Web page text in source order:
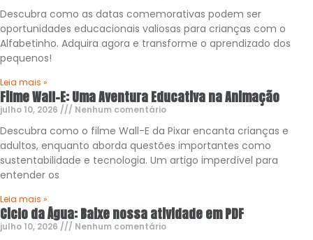
Descubra como as datas comemorativas podem ser
oportunidades educacionais valiosas para crianças com o
Alfabetinho. Adquira agora e transforme o aprendizado dos
pequenos!
Leia mais »
Filme Wall-E: Uma Aventura Educativa na Animação
julho 10, 2026 Nenhum comentário
Descubra como o filme Wall-E da Pixar encanta crianças e
adultos, enquanto aborda questões importantes como
sustentabilidade e tecnologia. Um artigo imperdível para
entender os
Leia mais »
Ciclo da Água: Baixe nossa atividade em PDF
julho 10, 2026 Nenhum comentário